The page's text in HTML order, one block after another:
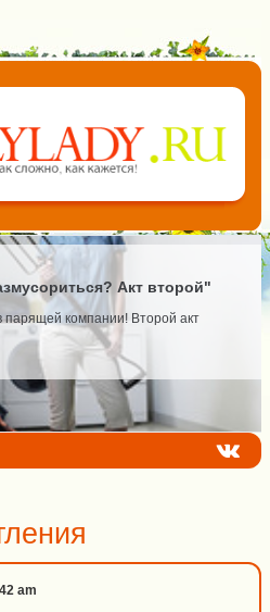
Акт второй"
парящей компании! Второй акт
am